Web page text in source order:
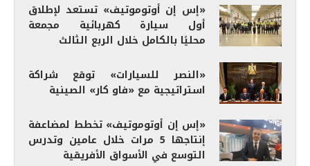
«إس إن أوتوموتيف» تستعد لإطلاق
أول سيارة كهربائية مجمعة
محليًا بالكامل خلال الربع الثالث
«النصر للسيارات» توقع شراكة
استراتيجية مع «فاو كار» الصينية
«إس إن أوتوموتيف» تخطط لمضاعفة
إنتاجها 5 مرات خلال عامين وتدرس
التوسع في الأسواق الأفريقية